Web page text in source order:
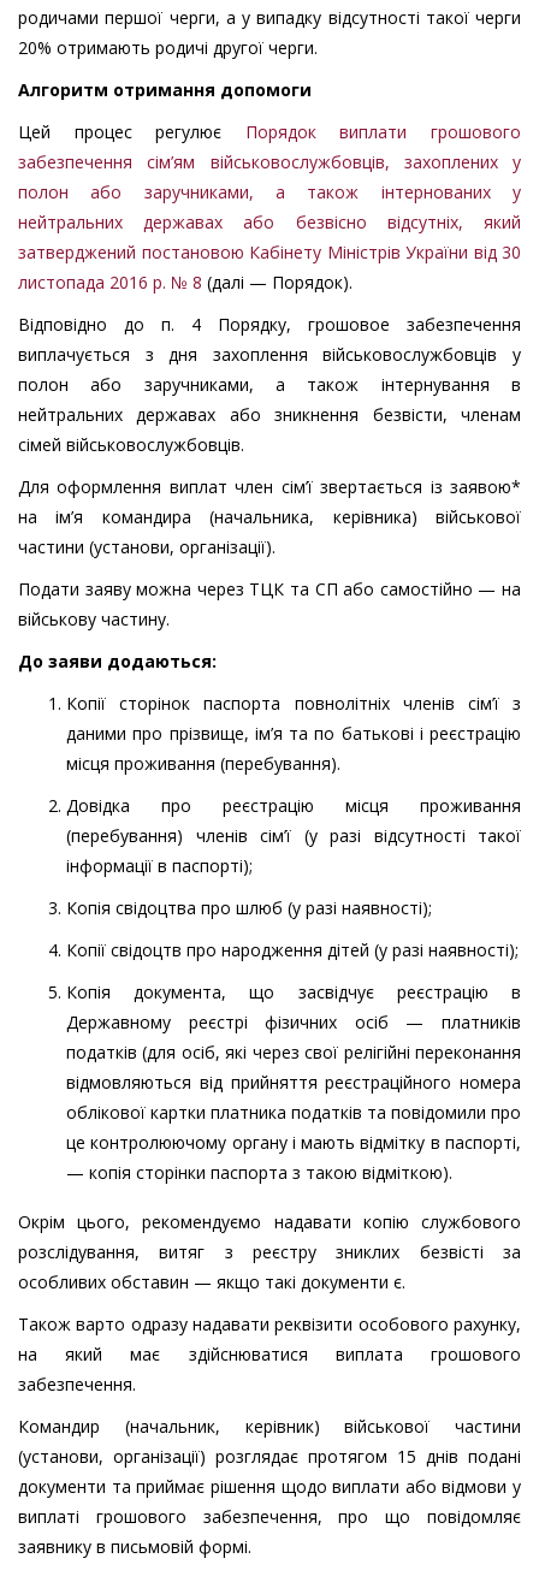
родичами першої черги, а у випадку відсутності такої черги
20% отримають родичі другої черги.
Алгоритм отримання допомоги
Цей процес регулює Порядок виплати грошового
забезпечення сім’ям військовослужбовців, захоплених у
полон або заручниками, а також інтернованих у
нейтральних державах або безвісно відсутніх, який
затверджений постановою Кабінету Міністрів України від 30
листопада 2016 р. № 8 (далі — Порядок).
Відповідно до п. 4 Порядку, грошовое забезпечення
виплачується з дня захоплення військовослужбовців у
полон або заручниками, а також інтернування в
нейтральних державах або зникнення безвісти, членам
сімей військовослужбовців.
Для оформлення виплат член сім’ї звертається із заявою*
на ім’я командира (начальника, керівника) військової
частини (установи, організації).
Подати заяву можна через ТЦК та СП або самостійно — на
військову частину.
До заяви додаються:
Копії сторінок паспорта повнолітніх членів сім’ї з
даними про прізвище, ім’я та по батькові і реєстрацію
місця проживання (перебування).
Довідка про реєстрацію місця проживання
(перебування) членів сім’ї (у разі відсутності такої
інформації в паспорті);
Копія свідоцтва про шлюб (у разі наявності);
Копії свідоцтв про народження дітей (у разі наявності);
Копія документа, що засвідчує реєстрацію в
Державному реєстрі фізичних осіб — платників
податків (для осіб, які через свої релігійні переконання
відмовляються від прийняття реєстраційного номера
облікової картки платника податків та повідомили про
це контролюючому органу і мають відмітку в паспорті,
— копія сторінки паспорта з такою відміткою).
Окрім цього, рекомендуємо надавати копію службового
розслідування, витяг з реєстру зниклих безвісті за
особливих обставин — якщо такі документи є.
Також варто одразу надавати реквізити особового рахунку,
на який має здійснюватися виплата грошового
забезпечення.
Командир (начальник, керівник) військової частини
(установи, організації) розглядає протягом 15 днів подані
документи та приймає рішення щодо виплати або відмови у
виплаті грошового забезпечення, про що повідомляє
заявнику в письмовій формі.